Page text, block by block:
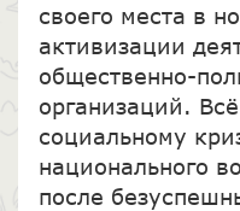
своего места в
активизации
общественно-
организаций.
социальному
национального
после